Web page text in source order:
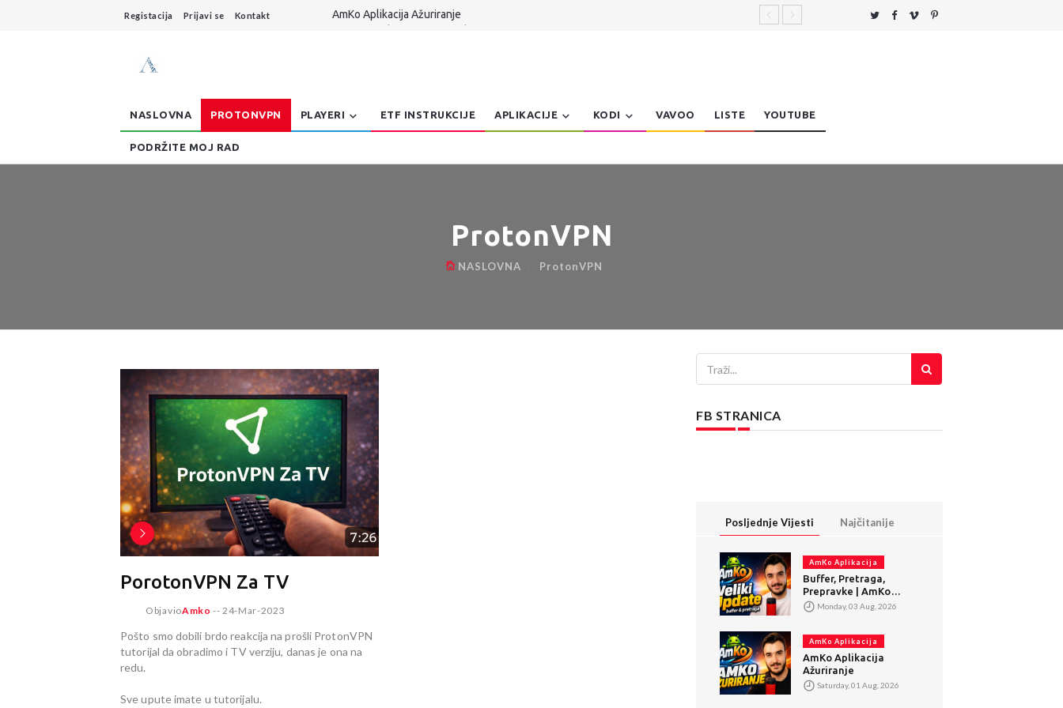
Registacija Prijavi se Kontakt
AmKo Aplikacija Ažuriranje
NASLOVNA PROTONVPN PLAYERI ETF INSTRUKCIJE APLIKACIJE KODI VAVOO LISTE YOUTUBE
PODRŽITE MOJ RAD
ProtonVPN
NASLOVNA ProtonVPN
PorotonVPN Za TV
ObjavioAmko -- 24-Mar-2023
Pošto smo dobili brdo reakcija na prošli ProtonVPN
tutorijal da obradimo i TV verziju, danas je ona na
redu.
Sve upute imate u tutorijalu.
FB STRANICA
Posljednje Vijesti Najčitanije
AmKo Aplikacija
Buffer, Pretraga,
Prepravke | AmKo
Veliki Update
Monday, 03 Aug, 2026
AmKo Aplikacija
AmKo Aplikacija
Ažuriranje
Saturday, 01 Aug, 2026